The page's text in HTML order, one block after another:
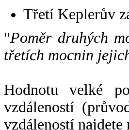
Třetí Keplerův
"Poměr druhých
třetích mocnin
Hodnotu velké
vzdáleností
vzdáleností najdete